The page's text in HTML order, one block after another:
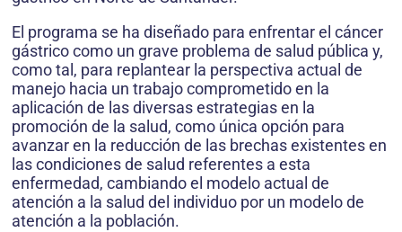
El programa se ha diseñado para enfrentar el cáncer
gástrico como un grave problema de salud pública y,
como tal, para replantear la perspectiva actual de
manejo hacia un trabajo comprometido en la
aplicación de las diversas estrategias en la
promoción de la salud, como única opción para
avanzar en la reducción de las brechas existentes en
las condiciones de salud referentes a esta
enfermedad, cambiando el modelo actual de
atención a la salud del individuo por un modelo de
atención a la población.